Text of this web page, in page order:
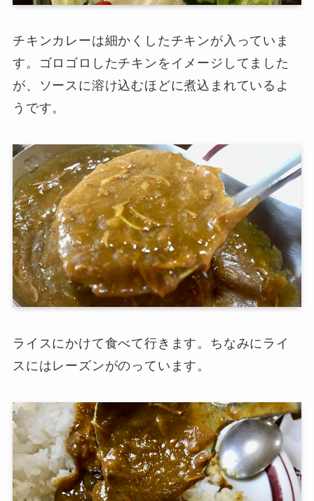
チキンカレーは細かくしたチキンが入っていま
す。ゴロゴロしたチキンをイメージしてました
が、ソースに溶け込むほどに煮込まれているよ
うです。
ライスにかけて食べて行きます。ちなみにライ
スにはレーズンがのっています。